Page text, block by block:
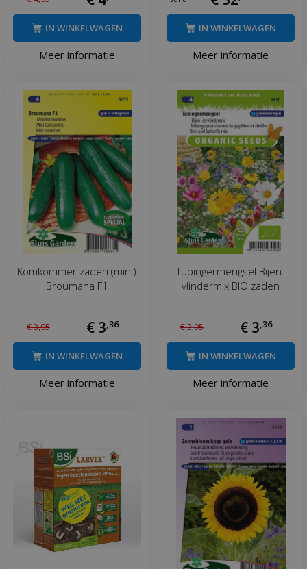
Meer informatie
IN WINKELWAGEN
Meer informatie
IN WINKELWAGEN
Komkommer zaden (mini)
Broumana F1
€3,95 € 3 36
Meer informatie
IN WINKELWAGEN
Tübingermengsel Bijen-
vlindermix BIO zaden
€3,95 € 3 36
Meer informatie
IN WINKELWAGEN